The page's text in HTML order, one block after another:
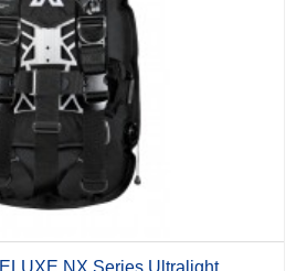
NX Series Ultralight